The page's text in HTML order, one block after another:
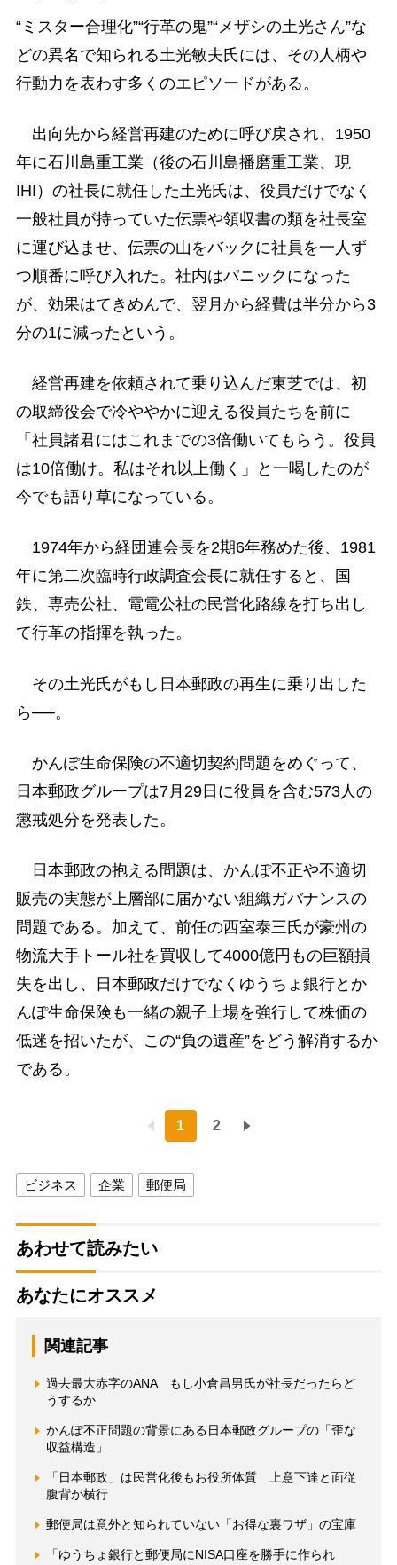
“ミスター合理化”“行革の鬼”“メザシの土光さん”な
どの異名で知られる土光敏夫氏には、その人柄や
行動力を表わす多くのエピソードがある。
出向先から経営再建のために呼び戻され、1950
年に石川島重工業（後の石川島播磨重工業、現
IHI）の社長に就任した土光氏は、役員だけでなく
一般社員が持っていた伝票や領収書の類を社長室
に運び込ませ、伝票の山をバックに社員を一人ず
つ順番に呼び入れた。社内はパニックになった
が、効果はてきめんで、翌月から経費は半分から3
分の1に減ったという。
経営再建を依頼されて乗り込んだ東芝では、初
の取締役会で冷ややかに迎える役員たちを前に
「社員諸君にはこれまでの3倍働いてもらう。役員
は10倍働け。私はそれ以上働く」と一喝したのが
今でも語り草になっている。
1974年から経団連会長を2期6年務めた後、1981
年に第二次臨時行政調査会長に就任すると、国
鉄、専売公社、電電公社の民営化路線を打ち出し
て行革の指揮を執った。
その土光氏がもし日本郵政の再生に乗り出した
ら──。
かんぽ生命保険の不適切契約問題をめぐって、
日本郵政グループは7月29日に役員を含む573人の
懲戒処分を発表した。
日本郵政の抱える問題は、かんぽ不正や不適切
販売の実態が上層部に届かない組織ガバナンスの
問題である。加えて、前任の西室泰三氏が豪州の
物流大手トール社を買収して4000億円もの巨額損
失を出し、日本郵政だけでなくゆうちょ銀行とか
んぽ生命保険も一緒の親子上場を強行して株価の
低迷を招いたが、この“負の遺産”をどう解消するか
である。
1 2
ビジネス 企業 郵便局
あわせて読みたい
あなたにオススメ
関連記事
過去最大赤字のANA もし小倉昌男氏が社長だったらど
うするか
かんぽ不正問題の背景にある日本郵政グループの「歪な
収益構造」
「日本郵政」は民営化後もお役所体質 上意下達と面従
腹背が横行
郵便局は意外と知られていない「お得な裏ワザ」の宝庫
「ゆうちょ銀行と郵便局にNISA口座を勝手に作られ